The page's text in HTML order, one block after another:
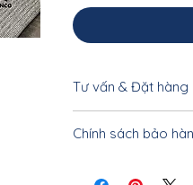
Tư vấn & Đặt hàng
khách vui lòng liên
Chính sách bảo